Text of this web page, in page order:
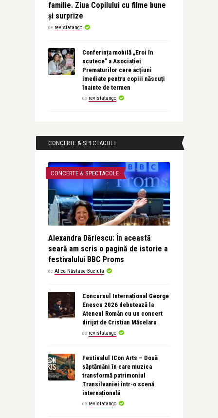
familie. Ziua Copilului cu filme bune
și surprize
de revistatango
Conferința mobilă „Eroi în
scutece” a Asociației
Prematurilor cere acțiuni
imediate pentru copiii născuți
înainte de termen
de revistatango
CONCERTE & SPECTACOLE
CONCERTE & SPECTACOLE
Alexandra Dăriescu: În această
seară am scris o pagină de istorie a
festivalului BBC Proms
de Alice Năstase Buciuta
Concursul Internațional George
Enescu 2026 debutează la
Ateneul Român cu un concert
dirijat de Cristian Măcelaru
de revistatango
Festivalul ICon Arts – Două
săptămâni în care muzica
transformă patrimoniul
Transilvaniei într-o scenă
internațională
de revistatango